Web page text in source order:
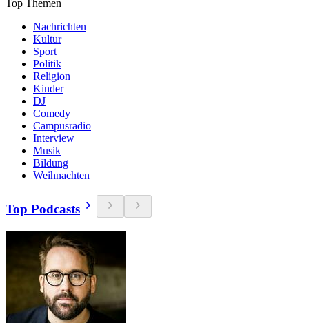
Top Themen
Nachrichten
Kultur
Sport
Politik
Religion
Kinder
DJ
Comedy
Campusradio
Interview
Musik
Bildung
Weihnachten
Top Podcasts